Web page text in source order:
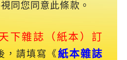
同您同意此條款。
下雜誌（紙本）訂
，請填寫《紙本雜誌